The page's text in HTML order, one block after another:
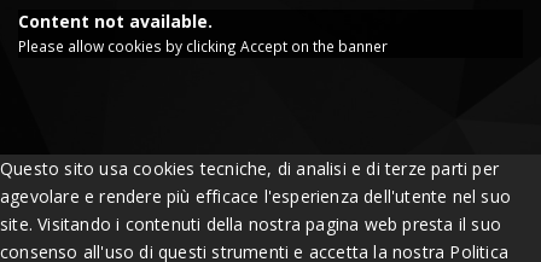
Content not available.
Please allow cookies by clicking Accept on the banner
Questo sito usa cookies tecniche, di analisi e di terze parti per
agevolare e rendere più efficace l'esperienza dell'utente nel suo
site. Visitando i contenuti della nostra pagina web presta il suo
consenso all'uso di questi strumenti e accetta la nostra Politica